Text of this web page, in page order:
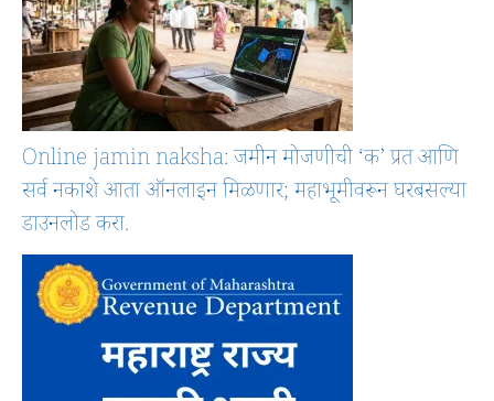
Online jamin naksha: जमीन मोजणीची ‘क’ प्रत आणि
सर्व नकाशे आता ऑनलाइन मिळणार; महाभूमीवरून घरबसल्या
डाउनलोड करा.